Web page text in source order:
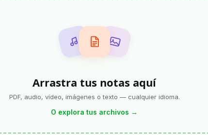
Arrastra tus notas aquí
PDF, audio, vídeo, imágenes o texto — cualquier idioma.
O explora tus archivos →